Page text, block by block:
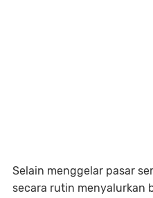
Selain menggelar pasar
secara rutin menyalurkan